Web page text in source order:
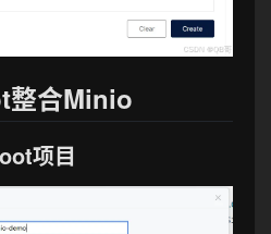
合Minio
项目